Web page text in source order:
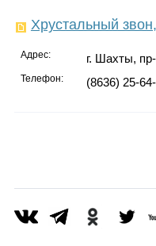
Хрустальный
Адрес: г. Шахты,
Телефон: (8636) 25-